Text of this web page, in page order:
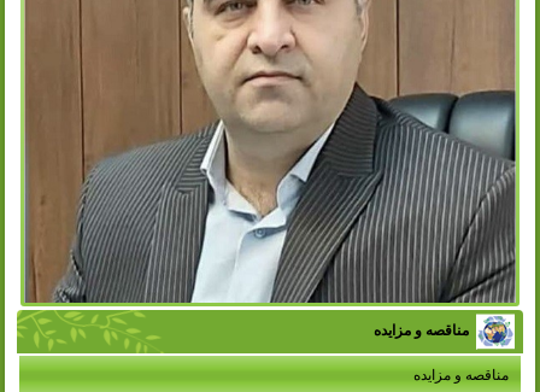
مناقصه و مزایده
مناقصه و مزایده